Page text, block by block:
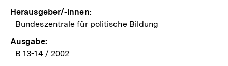
Herausgeber/-innen:
Bundeszentrale für politische Bildung
Ausgabe:
B 13-14 / 2002